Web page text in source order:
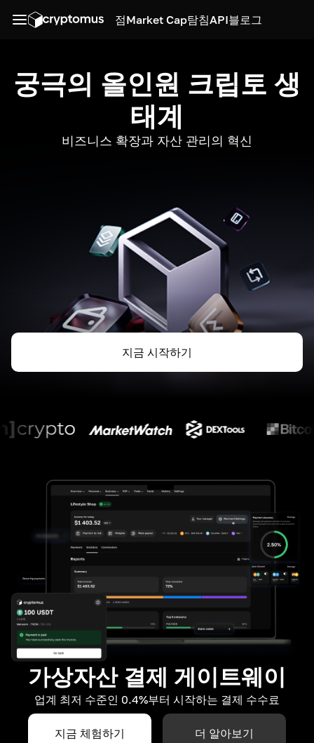
점Market Cap탐침API블로그
궁극의 올인원 크립토 생
태계
비즈니스 확장과 자산 관리의 혁신
지금 시작하기
가상자산 결제 게이트웨이
업계 최저 수준인 0.4%부터 시작하는 결제 수수료
지금 체험하기 더 알아보기